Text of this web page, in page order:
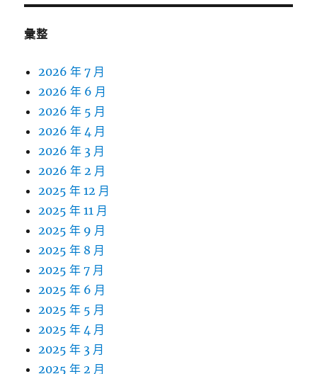
彙整
2026 年 7 月
2026 年 6 月
2026 年 5 月
2026 年 4 月
2026 年 3 月
2026 年 2 月
2025 年 12 月
2025 年 11 月
2025 年 9 月
2025 年 8 月
2025 年 7 月
2025 年 6 月
2025 年 5 月
2025 年 4 月
2025 年 3 月
2025 年 2 月